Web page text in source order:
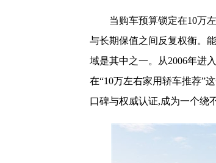
当购车预算锁定在10万
与长期保值之间反复权衡。
域是其中之一。从2006年进
在“10万左右家用轿车推荐”
口碑与权威认证,成为一个绕